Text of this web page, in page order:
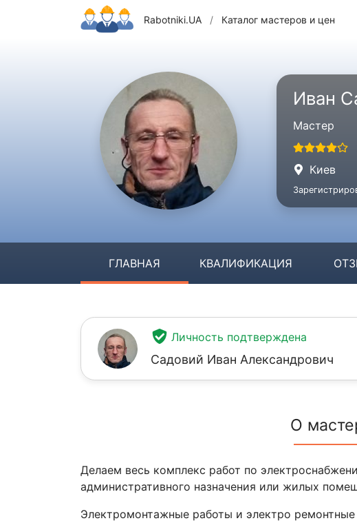
Rabotniki.UA / Каталог мастеров и цен
Иван
Мастер
Киев
ГЛАВНАЯ КВАЛИФИКАЦИЯ
Личность подтверждена
Садовий Иван Александрович
О
Делаем весь комплекс работ по
административного назначения или жилых
Электромонтажные работы и электро